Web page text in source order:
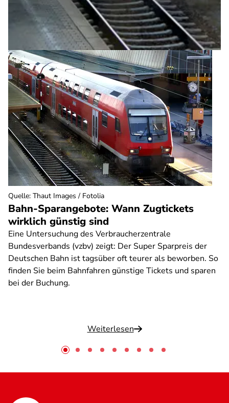
Bahn-Sparangebote: Wann Zugtickets
wirklich günstig sind
Eine Untersuchung des Verbraucherzentrale
Bundesverbands (vzbv) zeigt: Der Super Sparpreis der
Deutschen Bahn ist tagsüber oft teurer als beworben. So
finden Sie beim Bahnfahren günstige Tickets und sparen
bei der Buchung.
Weiterlesen
Quelle: Thaut Images / Fotolia